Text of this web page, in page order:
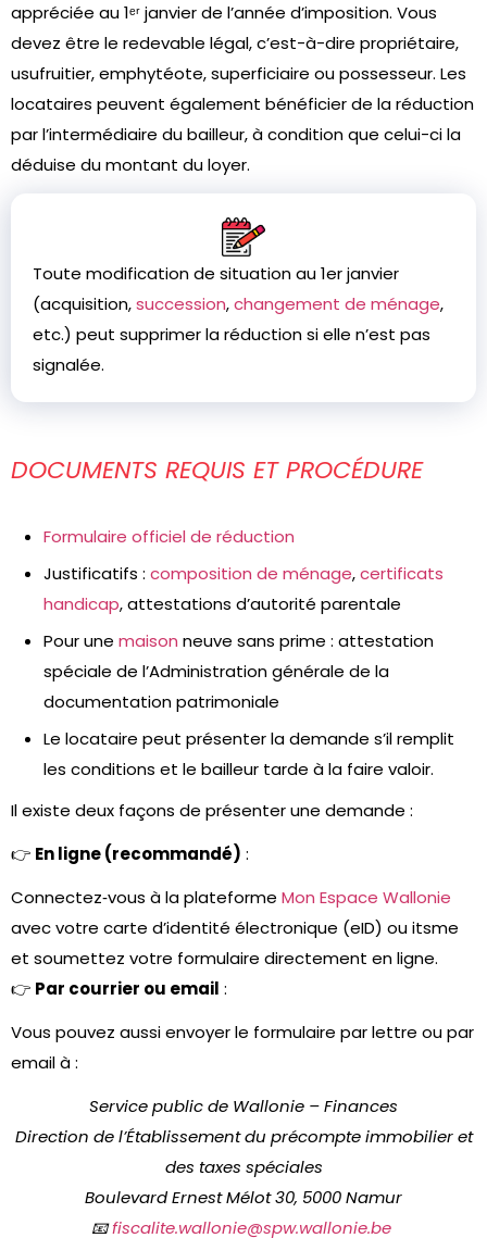
appréciée au 1ᵉʳ janvier de l’année d’imposition. Vous
devez être le redevable légal, c’est-à-dire propriétaire,
usufruitier, emphytéote, superficiaire ou possesseur. Les
locataires peuvent également bénéficier de la réduction
par l’intermédiaire du bailleur, à condition que celui-ci la
déduise du montant du loyer.
Toute modification de situation au 1er janvier
(acquisition,succession,changement de ménage,
etc.) peut supprimer la réduction si elle n’est pas
signalée.
DOCUMENTS REQUIS ET PROCÉDURE
Formulaire officiel de réduction
Justificatifs : composition de ménage,certificats
handicap, attestations d’autorité parentale
Pour une maison neuve sans prime : attestation
spéciale de l’Administration générale de la
documentation patrimoniale
Le locataire peut présenter la demande s’il remplit
les conditions et le bailleur tarde à la faire valoir.
Il existe deux façons de présenter une demande :
👉 En ligne (recommandé) :
Connectez‑vous à la plateforme Mon Espace Wallonie
avec votre carte d’identité électronique (eID) ou itsme
et soumettez votre formulaire directement en ligne.
👉 Par courrier ou email :
Vous pouvez aussi envoyer le formulaire par lettre ou par
email à :
Service public de Wallonie – Finances
Direction de l’Établissement du précompte immobilier et
des taxes spéciales
Boulevard Ernest Mélot 30, 5000 Namur
📧fiscalite.wallonie@spw.wallonie.be